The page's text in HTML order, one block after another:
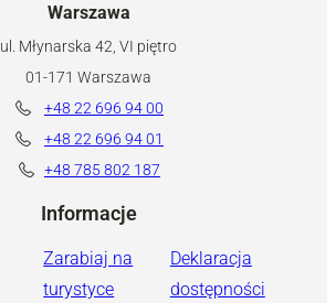
Warszawa
ul. Młynarska 42, VI piętro
01-171 Warszawa
+48 22 696 94 00
+48 22 696 94 01
+48 785 802 187
Informacje
Zarabiaj na
turystyce
Deklaracja
dostępności